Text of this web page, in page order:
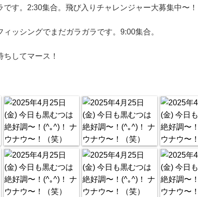
です。2:30集合。飛び入りチャレンジャー大募集中〜！
ッシングでまだガラガラです。9:00集合。
してマース！